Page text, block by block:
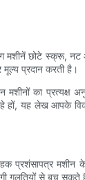
मशीनें छोटे स्क्रू,
प्रदान करती है।
मशीनों का
रहे हों, यह लेख आपके
प्रशंसापत्र मशीन
गलतियों से बच सकते